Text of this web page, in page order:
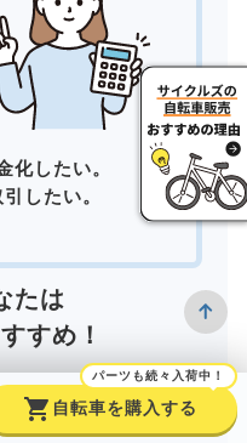
化したい。
したい。
たは
すめ！
shopping_cart
パーツも続々入荷中！
自転車を購入する